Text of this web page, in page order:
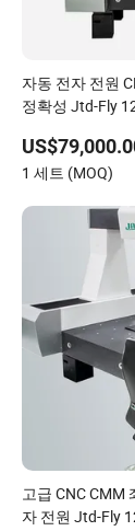
자동 전자 전원
정확성 Jtd-Fly
1 세트 (MOQ)
고급 CNC CMM
자 전원 Jtd-Fly